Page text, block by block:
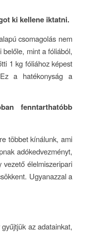
ki kellene iktatni.
csomagolás nem
belőle, mint a fóliából,
1 kg fóliához képest
a hatékonyság a
fenntarthatóbb
többet kínálunk, ami
adókedvezményt,
élelmiszeripari
Ugyanazzal a
az adatainkat,